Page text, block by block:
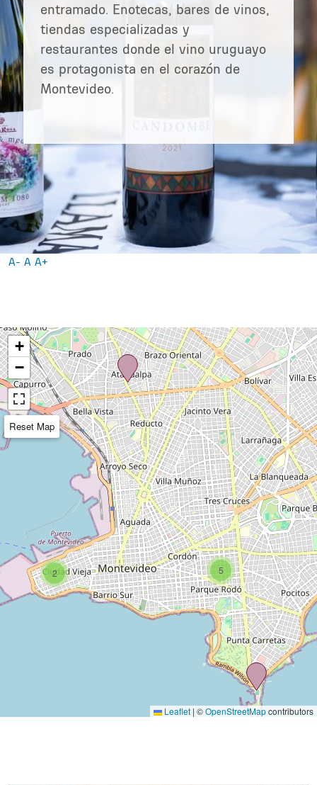
entramado. Enotecas, bares de vinos,
tiendas especializadas y
restaurantes donde el vino uruguayo
es protagonista en el corazón de
Montevideo.
A- A A+
2 5
+
−
Reset Map
Leaflet | ©OpenStreetMapcontributors